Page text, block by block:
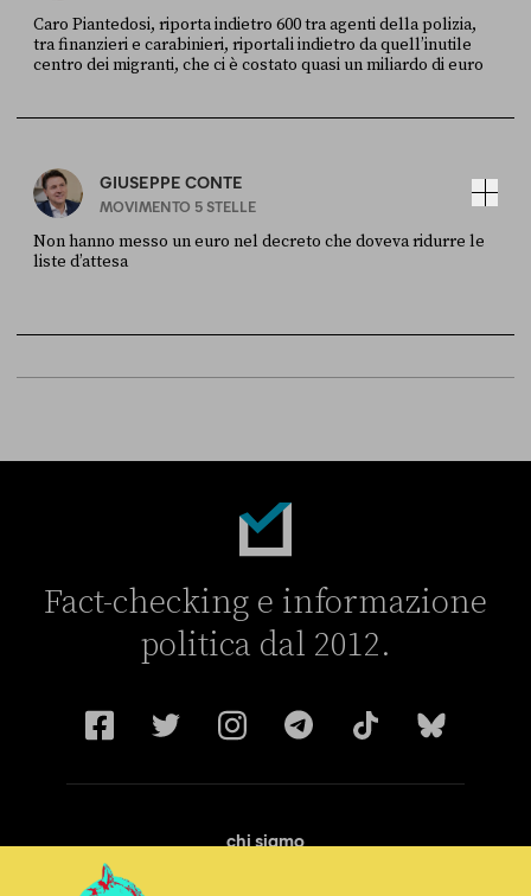
Caro Piantedosi, riporta indietro 600 tra agenti della polizia,
tra finanzieri e carabinieri, riportali indietro da quell’inutile
centro dei migranti, che ci è costato quasi un miliardo di euro
GIUSEPPE CONTE
MOVIMENTO 5 STELLE
Non hanno messo un euro nel decreto che doveva ridurre le
liste d’attesa
Fact-checking e informazione
politica dal 2012.
chi siamo